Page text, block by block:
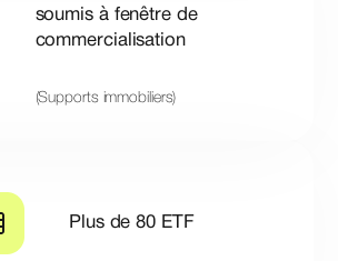
soumis à fenêtre de
commercialisation
(Supports immobiliers)
Plus de 80 ETF